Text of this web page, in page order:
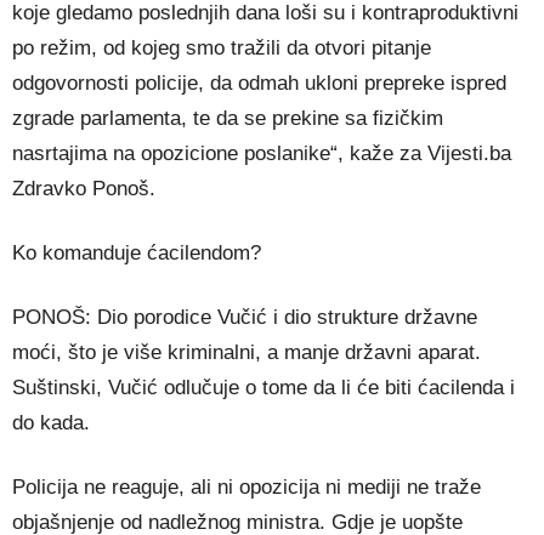
koje gledamo poslednjih dana loši su i kontraproduktivni
po režim, od kojeg smo tražili da otvori pitanje
odgovornosti policije, da odmah ukloni prepreke ispred
zgrade parlamenta, te da se prekine sa fizičkim
nasrtajima na opozicione poslanike“, kaže za Vijesti.ba
Zdravko Ponoš.
Ko komanduje ćacilendom?
PONOŠ: Dio porodice Vučić i dio strukture državne
moći, što je više kriminalni, a manje državni aparat.
Suštinski, Vučić odlučuje o tome da li će biti ćacilenda i
do kada.
Policija ne reaguje, ali ni opozicija ni mediji ne traže
objašnjenje od nadležnog ministra. Gdje je uopšte